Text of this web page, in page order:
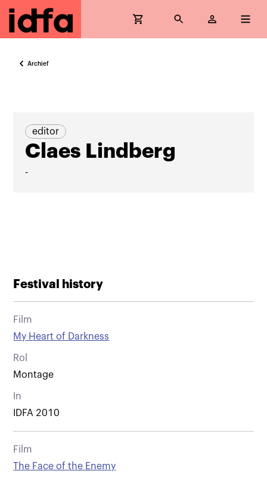
Archief
editor
Claes Lindberg
-
Festival history
Film
My Heart of Darkness
Rol
Montage
In
IDFA 2010
Film
The Face of the Enemy